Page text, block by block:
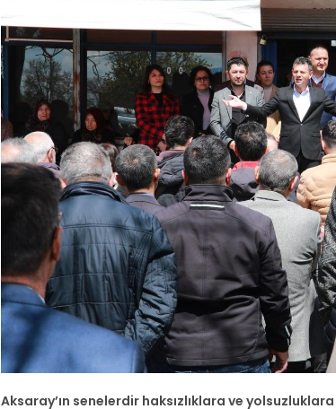
Aksaray’ın senelerdir haksızlıklara ve